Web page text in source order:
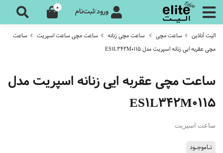
ورود/ثبت‌نام 0
الیت آنلاین ساعت مچی ساعت مچی زنانه ساعت مچی ساعت اسپریت
ساعت
مچی عقربه ایی زنانه اسپریت مدل ES1L342M0115
ساعت مچی عقربه ایی زنانه اسپریت مدل
ES1L342M0115
ساعت اسپریت
نـاموجـود